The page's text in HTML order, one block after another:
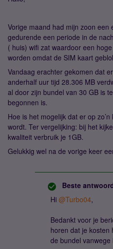
Vorige maand had mijn zoon een
gedurende een periode in de
( huis) wifi zat waardoor een
worden omdat de SIM kaart
Vandaag erachter gekomen dat
anderhalf uur tijd 28.306 MB
al door zijn bundel van 30 GB is
begonnen is.
Hoe is het mogelijk dat er op
wordt. Ter vergelijking: bij het
kwaliteit verbruik je 1GB.
Gelukkig wel na de vorige keer
Beste
Hi ​ @Turbo04,
Bedankt voor je
horen dat je kosten
de bundel